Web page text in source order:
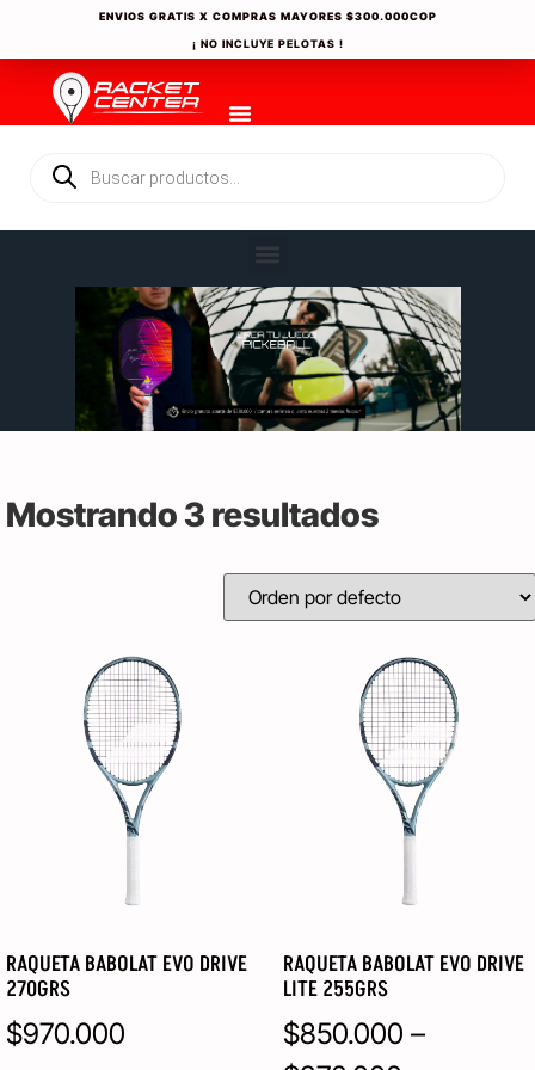
ENVIOS GRATIS X COMPRAS MAYORES $300.000COP
¡ NO INCLUYE PELOTAS !
Mostrando 3 resultados
RAQUETA BABOLAT EVO DRIVE
270GRS
$970.000
RAQUETA BABOLAT EVO DRIVE
LITE 255GRS
$850.000 –